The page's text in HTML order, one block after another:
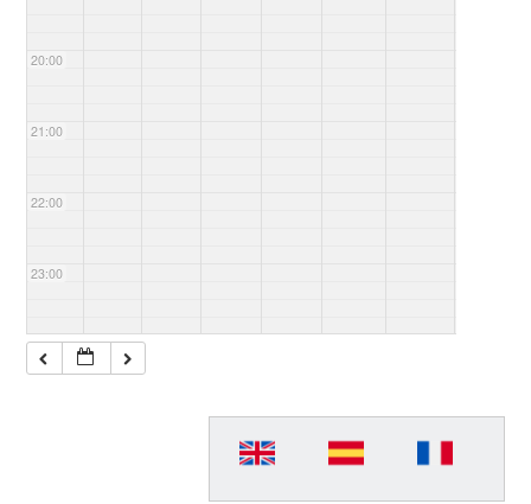
20:00
21:00
22:00
23:00